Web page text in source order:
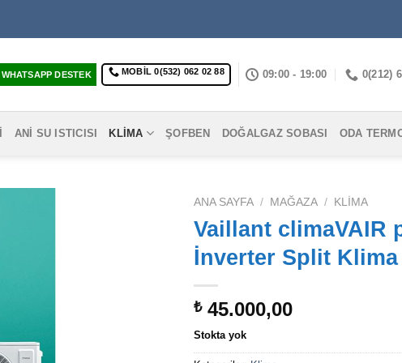
WHATSAPP DESTEK MOBIL 0(532) 062 02 88 09:00 - 19:00 0(212)
ANI SU ISTICISI KLIMA ŞOFBEN DOĞALGAZ SOBASI ODA
ANA SAYFA / MAĞAZA / KLIMA
Vaillant climaVAIR
İnverter Split Klima
₺45.000,00
Stokta yok